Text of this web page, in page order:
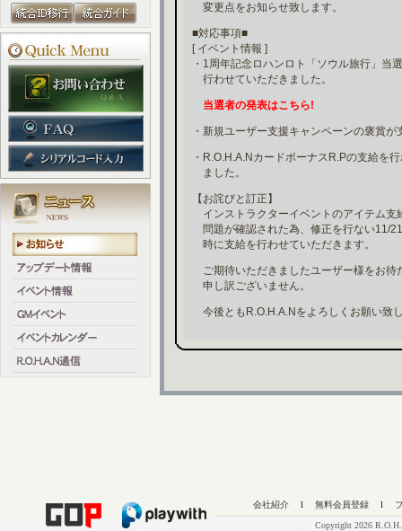
変更点をお知らせ致します。
■対応事項■
[ イベント情報 ]
・1周年記念ロハンロト「ソウル旅行」当
行わせていただきました。
当選者の発表はこちら!
・新規ユーザー支援キャンペーンの褒賞が
・R.O.H.A.NカードボーナスR.Pの支給を
ました。
【お詫びと訂正】
インストラクターイベントのアイテム支
問題が確認された為、修正を行ない11/
時に支給を行わせていただきます。
ご期待いただきましたユーザー様をお待
申し訳ございません。
今後ともR.O.H.A.Nをよろしくお願い致
会社紹介 l 無料会員登録 l
Copyright 2026